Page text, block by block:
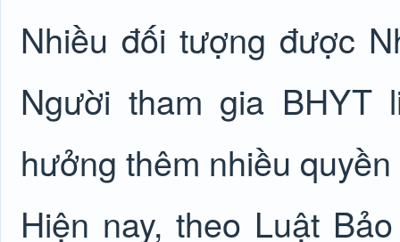
Nhiều đối tượng được
Người tham gia
hưởng thêm nhiều
Hiện nay, theo Luật